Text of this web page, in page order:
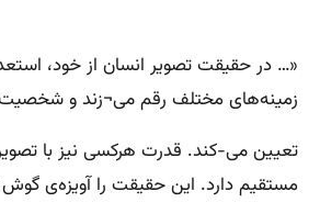
«… در حقیقت تصویر انسان از خود،
زمینه‌های مختلف رقم می¬زند و شخصیت
تعیین می-کند. قدرت هر‌کسی نیز با
مستقیم دارد. این حقیقت را آویزه‌ی